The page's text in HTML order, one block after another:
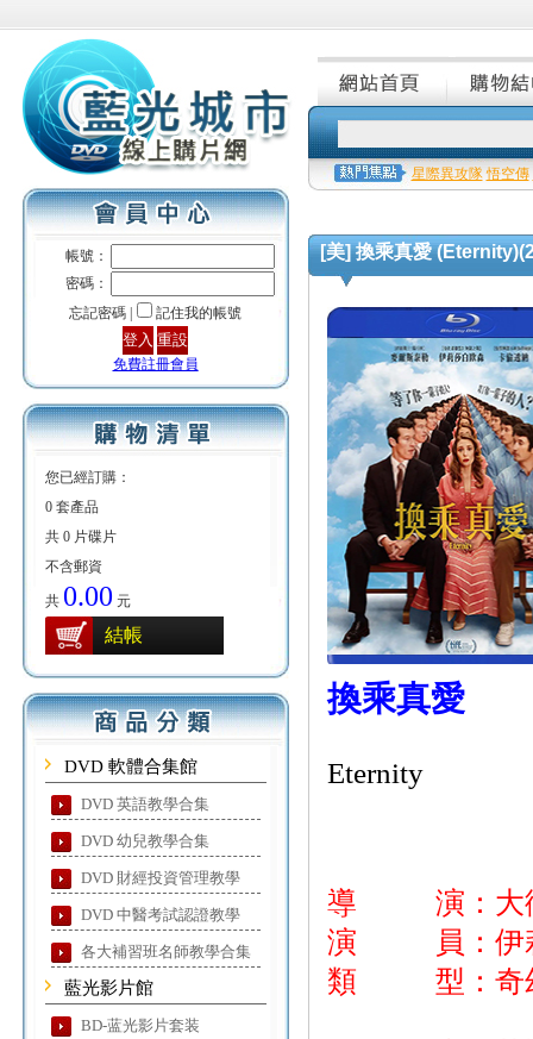
帳號：
密碼：
忘記密碼 |
記住我的帳號
免費註冊會員
您已經訂購：
0 套產品
共 0 片碟片
不含郵資
共 0.00 元
結帳
DVD 軟體合集館
DVD 英語教學合集
DVD 幼兒教學合集
DVD 財經投資管理教學
DVD 中醫考試認證教學
各大補習班名師教學合集
藍光影片館
BD-蓝光影片套装
星際異攻隊 悟空傳
[美] 換乘真愛
換乘真愛
Eternity
導 演：大
演 員：伊莉
類 型：奇